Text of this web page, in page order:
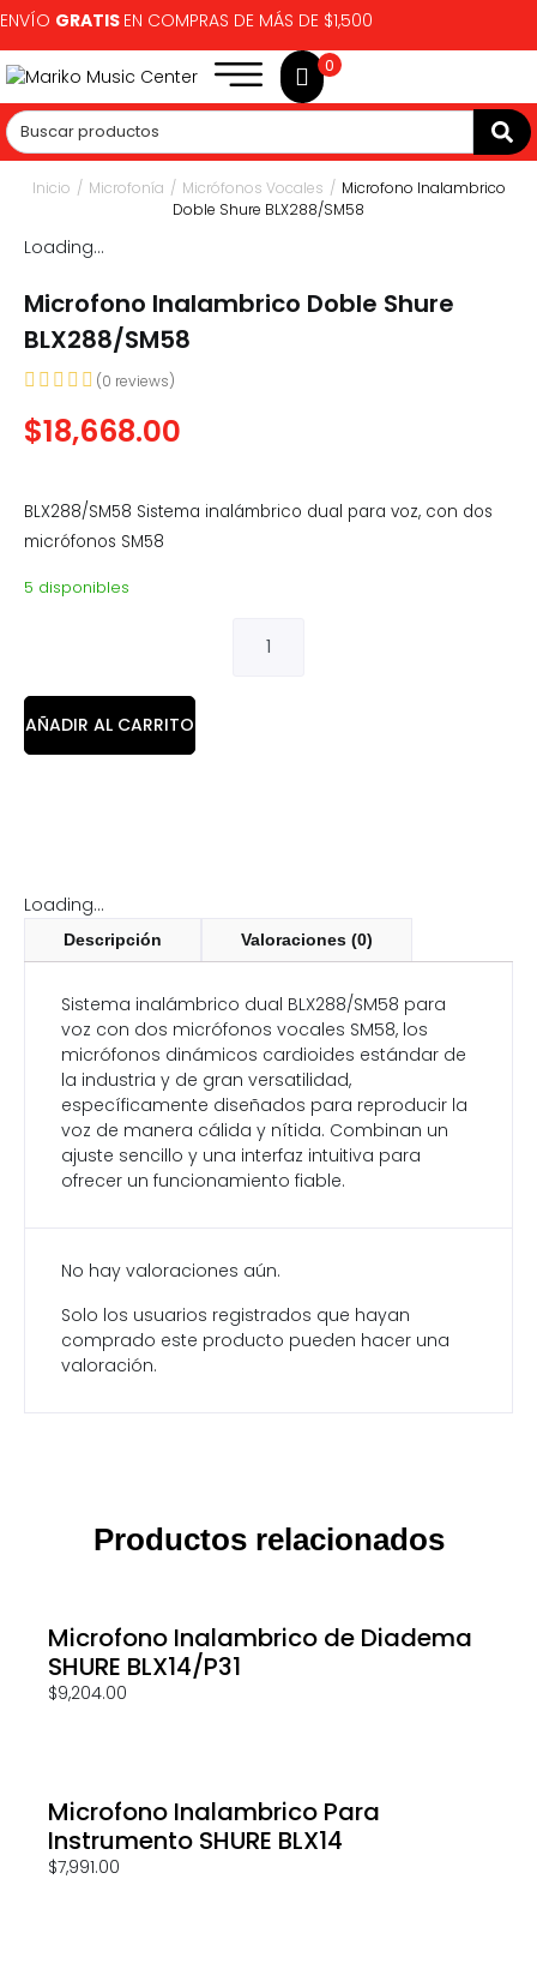
ENVÍO GRATIS EN COMPRAS DE MÁS DE $1,500
0
Inicio / Microfonía / Micrófonos Vocales / Microfono Inalambrico
Doble Shure BLX288/SM58
Loading...
Microfono Inalambrico Doble Shure
BLX288/SM58
(0 reviews)
$18,668.00
BLX288/SM58 Sistema inalámbrico dual para voz, con dos
micrófonos SM58
5 disponibles
AÑADIR AL CARRITO
Loading...
Descripción Valoraciones (0)
Sistema inalámbrico dual BLX288/SM58 para
voz con dos micrófonos vocales SM58, los
micrófonos dinámicos cardioides estándar de
la industria y de gran versatilidad,
específicamente diseñados para reproducir la
voz de manera cálida y nítida. Combinan un
ajuste sencillo y una interfaz intuitiva para
ofrecer un funcionamiento fiable.
No hay valoraciones aún.
Solo los usuarios registrados que hayan
comprado este producto pueden hacer una
valoración.
Productos relacionados
Microfono Inalambrico de Diadema
SHURE BLX14/P31
$9,204.00
Microfono Inalambrico Para
Instrumento SHURE BLX14
$7,991.00